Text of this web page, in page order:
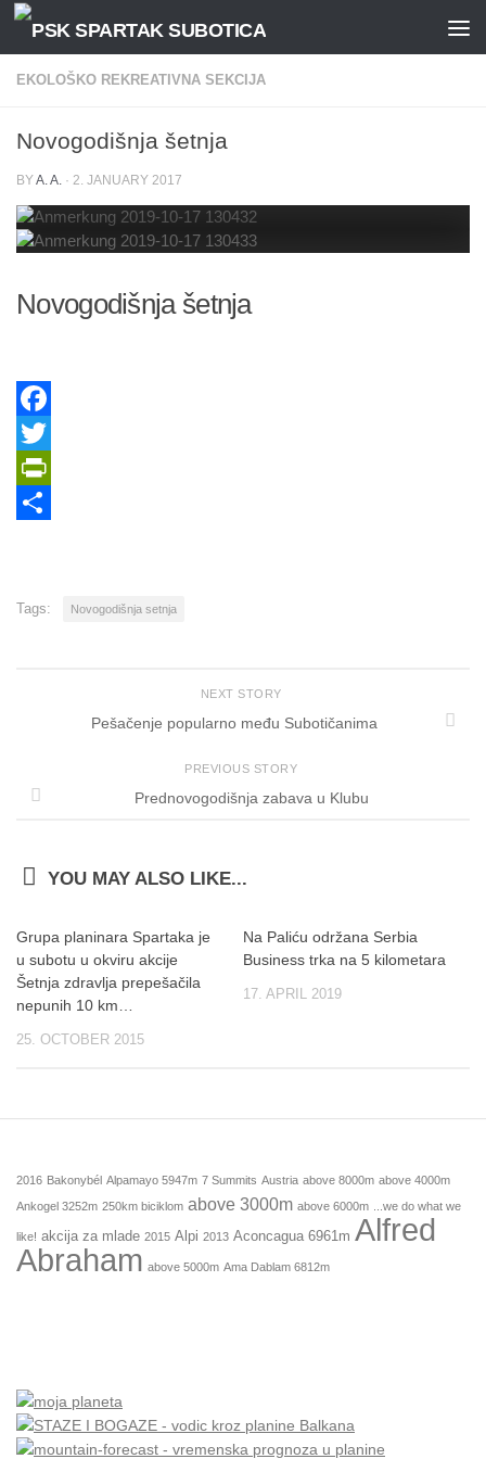
Skip to content
EKOLOŠKO REKREATIVNA SEKCIJA
Novogodišnja šetnja
BYA. A. · 2. JANUARY 2017
Novogodišnja šetnja
Facebook
Twitter
PrintFriendly
Tags: Novogodišnja setnja
NEXT STORY
Pešačenje popularno među Subotičanima
PREVIOUS STORY
Prednovogodišnja zabava u Klubu
YOU MAY ALSO LIKE...
Grupa planinara Spartaka je
u subotu u okviru akcije
Šetnja zdravlja prepešačila
nepunih 10 km…
25. OCTOBER 2015
Na Paliću održana Serbia
Business trka na 5 kilometara
17. APRIL 2019
2016 Bakonybél Alpamayo 5947m 7 Summits Austria above 8000m above 4000m
Ankogel 3252m 250km biciklom above 3000m above 6000m ...we do what we
like! akcija za mlade 2015 Alpi 2013 Aconcagua 6961m Alfred
Abraham above 5000m Ama Dablam 6812m